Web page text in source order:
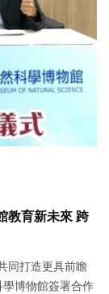
教育新未來 跨
同打造更具前瞻
博物館簽署合作